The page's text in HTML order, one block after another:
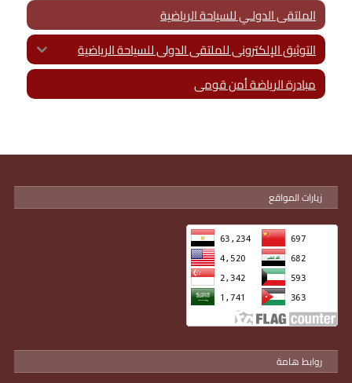
الملتقى الدولـي للسياحة الرياضية
التوثيق الإلكترونى للملتقى الدولى للسياحة الرياضية
مبادرة الرياضة أمن قومى
زيارات المواقع
روابط هامة